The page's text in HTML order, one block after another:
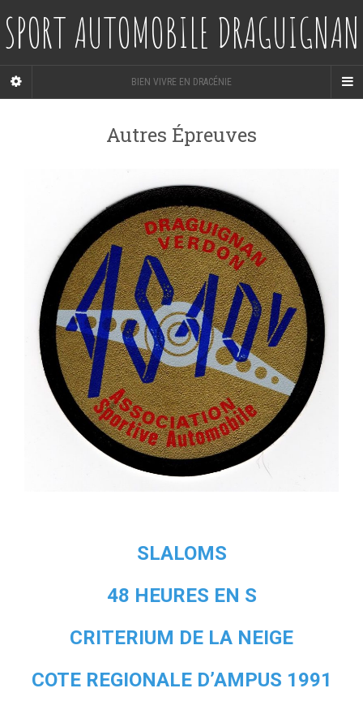
SPORT AUTOMOBILE DRAGUIGNAN
BIEN VIVRE EN DRACÉNIE
Autres Épreuves
SLALOMS
48 HEURES EN S
CRITERIUM DE LA NEIGE
COTE REGIONALE D’AMPUS 1991